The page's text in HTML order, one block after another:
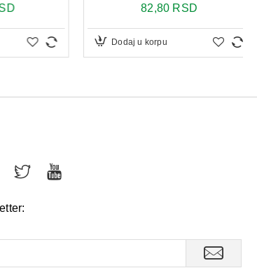
Dodaj u korpu